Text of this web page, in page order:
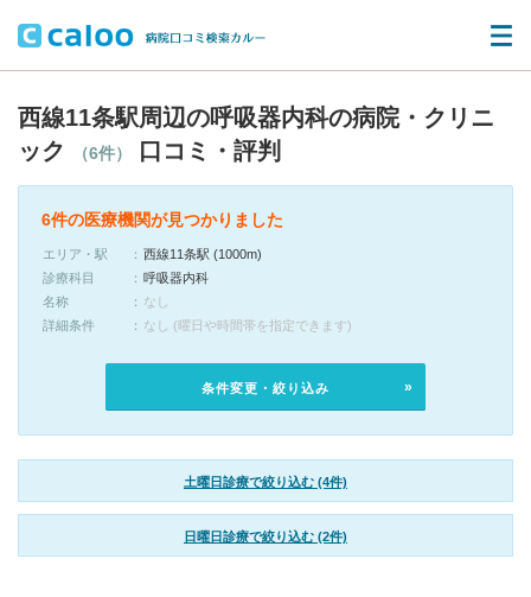
西線11条駅周辺の呼吸器内科の病院・クリニ
ック
（6件） 口コミ・評判
6件の医療機関が見つかりました
エリア・駅
西線11条駅 (1000m)
診療科目
呼吸器内科
名称
なし
詳細条件
なし (曜日や時間帯を指定できます)
条件変更・絞り込み
土曜日診療で絞り込む (4件)
日曜日診療で絞り込む (2件)